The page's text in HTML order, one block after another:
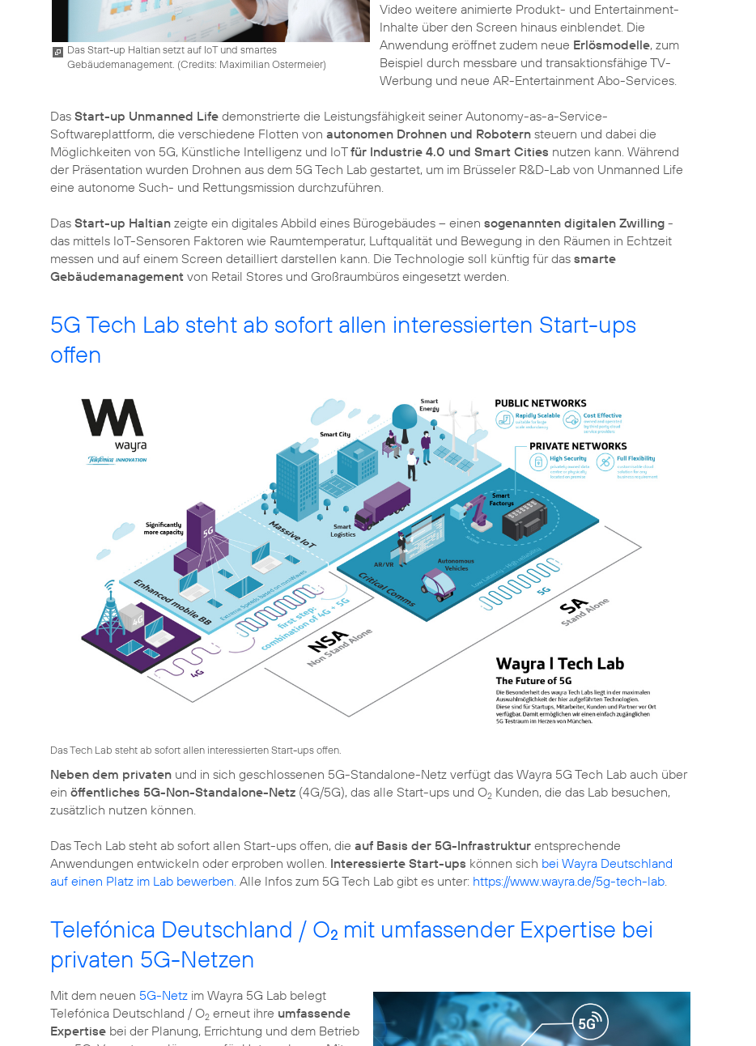
Das Start-up Haltian setzt auf IoT und smartes
Gebäudemanagement. (Credits: Maximilian Ostermeier)
Video weitere animierte Produkt- und Entertainment-
Inhalte über den Screen hinaus einblendet. Die
Anwendung eröffnet zudem neue Erlösmodelle, zum
Beispiel durch messbare und transaktionsfähige TV-
Werbung und neue AR-Entertainment Abo-Services.
Das Start-up Unmanned Life demonstrierte die Leistungsfähigkeit seiner Autonomy-as-a-Service-
Softwareplattform, die verschiedene Flotten von autonomen Drohnen und Robotern steuern und dabei die
Möglichkeiten von 5G, Künstliche Intelligenz und IoTfür Industrie 4.0 und Smart Cities nutzen kann. Während
der Präsentation wurden Drohnen aus dem 5G Tech Lab gestartet, um im Brüsseler R&D-Lab von Unmanned Life
eine autonome Such- und Rettungsmission durchzuführen.
Das Start-up Haltian zeigte ein digitales Abbild eines Bürogebäudes – einen sogenannten digitalen Zwilling -
das mittels IoT-Sensoren Faktoren wie Raumtemperatur, Luftqualität und Bewegung in den Räumen in Echtzeit
messen und auf einem Screen detailliert darstellen kann. Die Technologie soll künftig für das smarte
Gebäudemanagement von Retail Stores und Großraumbüros eingesetzt werden.
5G Tech Lab steht ab sofort allen interessierten Start-ups
offen
Das Tech Lab steht ab sofort allen interessierten Start-ups offen.
Neben dem privaten und in sich geschlossenen 5G-Standalone-Netz verfügt das Wayra 5G Tech Lab auch über
ein öffentliches 5G-Non-Standalone-Netz (4G/5G), das alle Start-ups und O2 Kunden, die das Lab besuchen,
zusätzlich nutzen können.
Das Tech Lab steht ab sofort allen Start-ups offen, die auf Basis der 5G-Infrastruktur entsprechende
Anwendungen entwickeln oder erproben wollen. Interessierte Start-ups können sich bei Wayra Deutschland
auf einen Platz im Lab bewerben. Alle Infos zum 5G Tech Lab gibt es unter: https://www.wayra.de/5g-tech-lab.
Telefónica Deutschland / O2 mit umfassender Expertise bei
privaten 5G-Netzen
Mit dem neuen 5G-Netz im Wayra 5G Lab belegt
Telefónica Deutschland / O2 erneut ihre umfassende
Expertise bei der Planung, Errichtung und dem Betrieb